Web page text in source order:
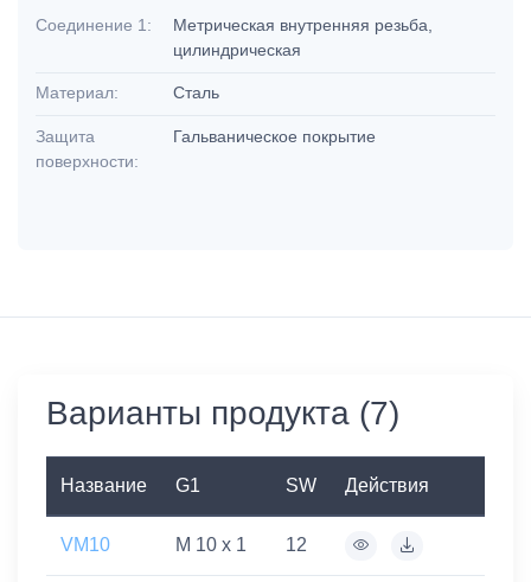
Соединение 1:
Метрическая внутренняя резьба,
цилиндрическая
Материал: Сталь
Защита
поверхности:
Гальваническое покрытие
Варианты продукта (7)
Название G1 SW Действия
VM10 M 10 x 1 12